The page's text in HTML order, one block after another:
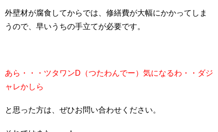
外壁材が腐食してからでは、修繕費が大幅にかかってしま
うので、早いうちの手立てが必要です。
あら・・・ツタワンD（つたわんでー）気になるわ・・ダジ
ャレかしら
と思った方は、ぜひお問い合わせください。